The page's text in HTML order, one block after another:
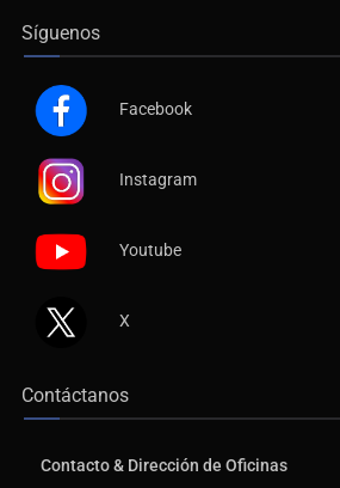
Síguenos
Facebook
Instagram
Youtube
X
Contáctanos
Contacto & Dirección de Oficinas